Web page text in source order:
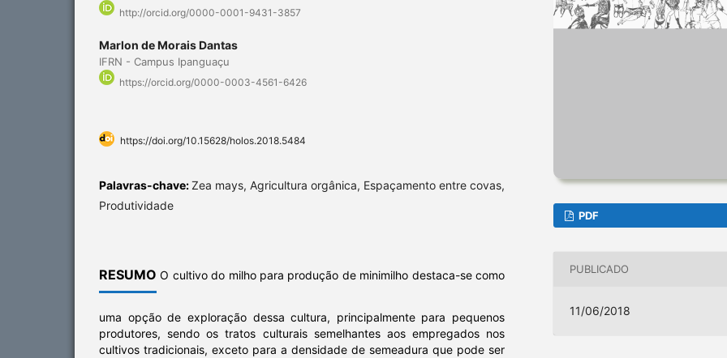
http://orcid.org/0000-0001-9431-3857
Marlon de Morais Dantas
IFRN - Campus Ipanguaçu
https://orcid.org/0000-0003-4561-6426
https://doi.org/10.15628/holos.2018.5484
Palavras-chave:Zea mays, Agricultura orgânica, Espaçamento entre covas,
Produtividade
RESUMO O cultivo do milho para produção de minimilho destaca-se como
uma opção de exploração dessa cultura, principalmente para pequenos
produtores, sendo os tratos culturais semelhantes aos empregados nos
cultivos tradicionais, exceto para a densidade de semeadura que pode ser
PDF
PUBLICADO
11/06/2018